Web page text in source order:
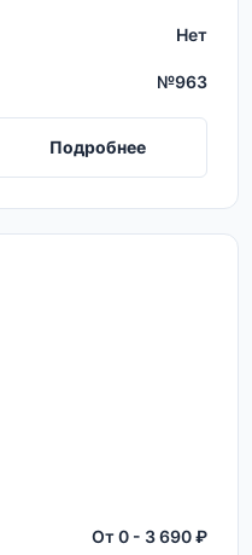
Нет
№963
Подробнее
От 0 - 3 690 ₽